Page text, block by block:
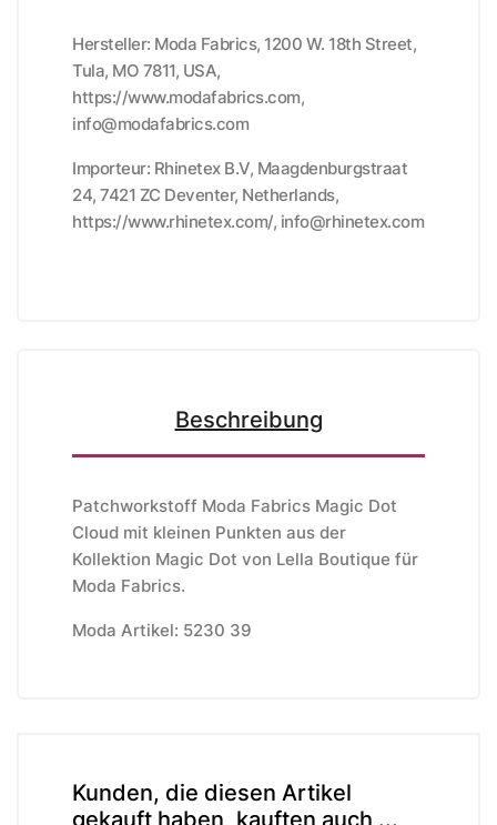
Hersteller: Moda Fabrics, 1200 W. 18th Street,
Tula, MO 7811, USA,
https://www.modafabrics.com,
info@modafabrics.com
Importeur: Rhinetex B.V, Maagdenburgstraat
24, 7421 ZC Deventer, Netherlands,
https://www.rhinetex.com/, info@rhinetex.com
Beschreibung
Patchworkstoff Moda Fabrics Magic Dot
Cloud mit kleinen Punkten aus der
Kollektion Magic Dot von Lella Boutique für
Moda Fabrics.
Moda Artikel: 5230 39
Kunden, die diesen Artikel
gekauft haben, kauften auch ...